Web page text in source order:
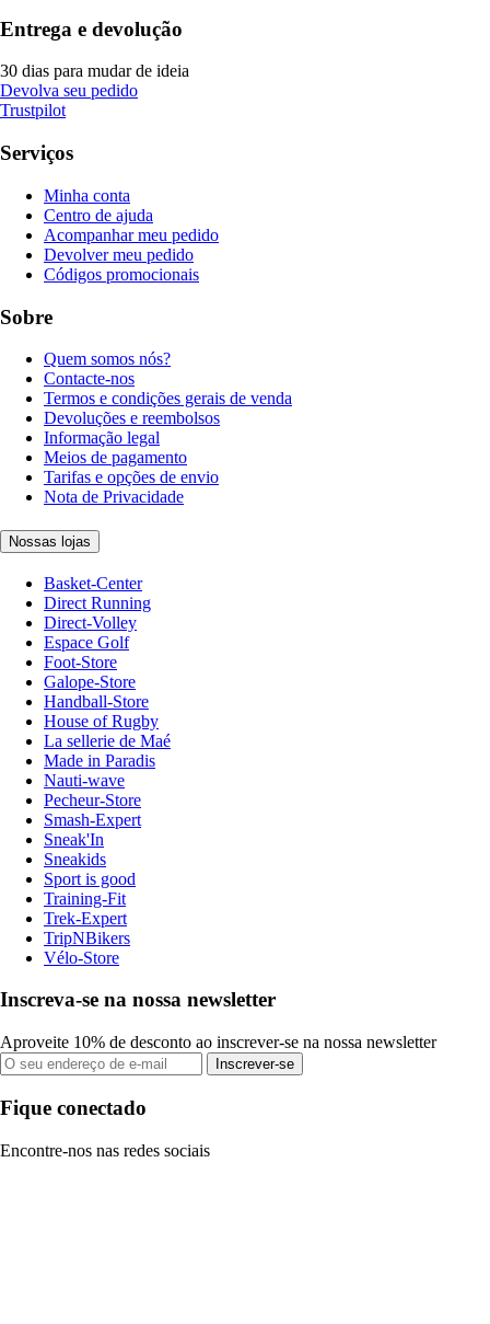
Entrega e devolução
30 dias para mudar de ideia
Devolva seu pedido
Trustpilot
Serviços
Minha conta
Centro de ajuda
Acompanhar meu pedido
Devolver meu pedido
Códigos promocionais
Sobre
Quem somos nós?
Contacte-nos
Termos e condições gerais de venda
Devoluções e reembolsos
Informação legal
Meios de pagamento
Tarifas e opções de envio
Nota de Privacidade
Nossas lojas
Basket-Center
Direct Running
Direct-Volley
Espace Golf
Foot-Store
Galope-Store
Handball-Store
House of Rugby
La sellerie de Maé
Made in Paradis
Nauti-wave
Pecheur-Store
Smash-Expert
Sneak'In
Sneakids
Sport is good
Training-Fit
Trek-Expert
TripNBikers
Vélo-Store
Inscreva-se na nossa newsletter
Aproveite 10% de desconto ao inscrever-se na nossa newsletter
Inscrever-se
Fique conectado
Encontre-nos nas redes sociais